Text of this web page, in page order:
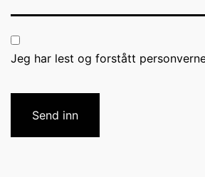
Consent
(Påkrevd)
Jeg har lest og forstått